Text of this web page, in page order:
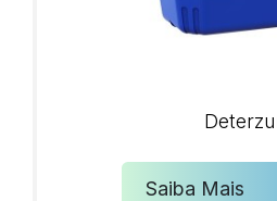
Saiba Mais